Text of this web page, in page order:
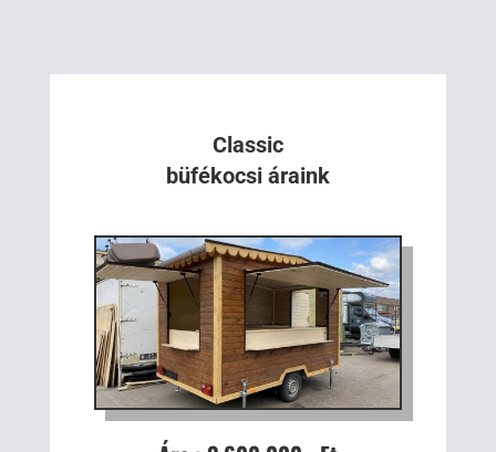
Classic
büfékocsi áraink